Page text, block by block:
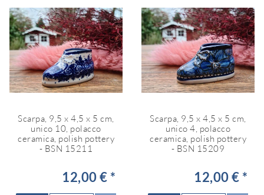
Scarpa, 9,5 x 4,5 x 5 cm,
unico 10, polacco
ceramica, polish pottery
- BSN 15211
12,00 € *
Scarpa, 9,5 x 4,5 x 5 cm,
unico 4, polacco
ceramica, polish pottery
- BSN 15209
12,00 € *